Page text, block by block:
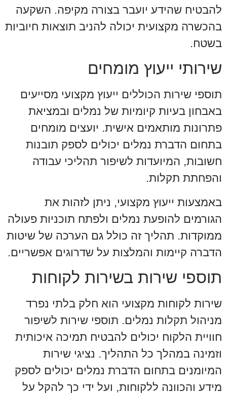
להבטיח שהידע יועבר בצורה מקיפה. השקעה
בהכשרה מקצועית יכולה להניב תוצאות חיוביות
בשטח.
שירותי ייעוץ מומחים
תוספי שירות הכוללים ייעוץ מקצועי מסייעים
באבחון בעיות קיומיות של נמלים ובמציאת
פתרונות מותאמים אישית. יועצים מומחים
בתחום הדברת נמלים יכולים לספק תובנות
חשובות, המיועדות לשיפור תהליכי עבודה
והפחתת תקלות.
באמצעות ייעוץ מקצועי, ניתן לזהות את
הגורמים להופעת נמלים ולפתח תוכניות פעולה
ממוקדות. תהליך זה כולל גם הערכה של שיטות
הדברה קיימות והמלצות על שדרוגים אפשריים.
תוספי שירות בשירות לקוחות
שירות לקוחות מקצועי הוא חלק בלתי נפרד
מניהול תקלות נמלים. תוספי שירות לשיפור
חוויית הלקוח יכולים להבטיח תמיכה איכותית
וזמינה במהלך כל התהליך. נציגי שירות
המיומנים בתחום הדברת נמלים יכולים לספק
מידע והכוונה ללקוחות, ועל ידי כך להקל על